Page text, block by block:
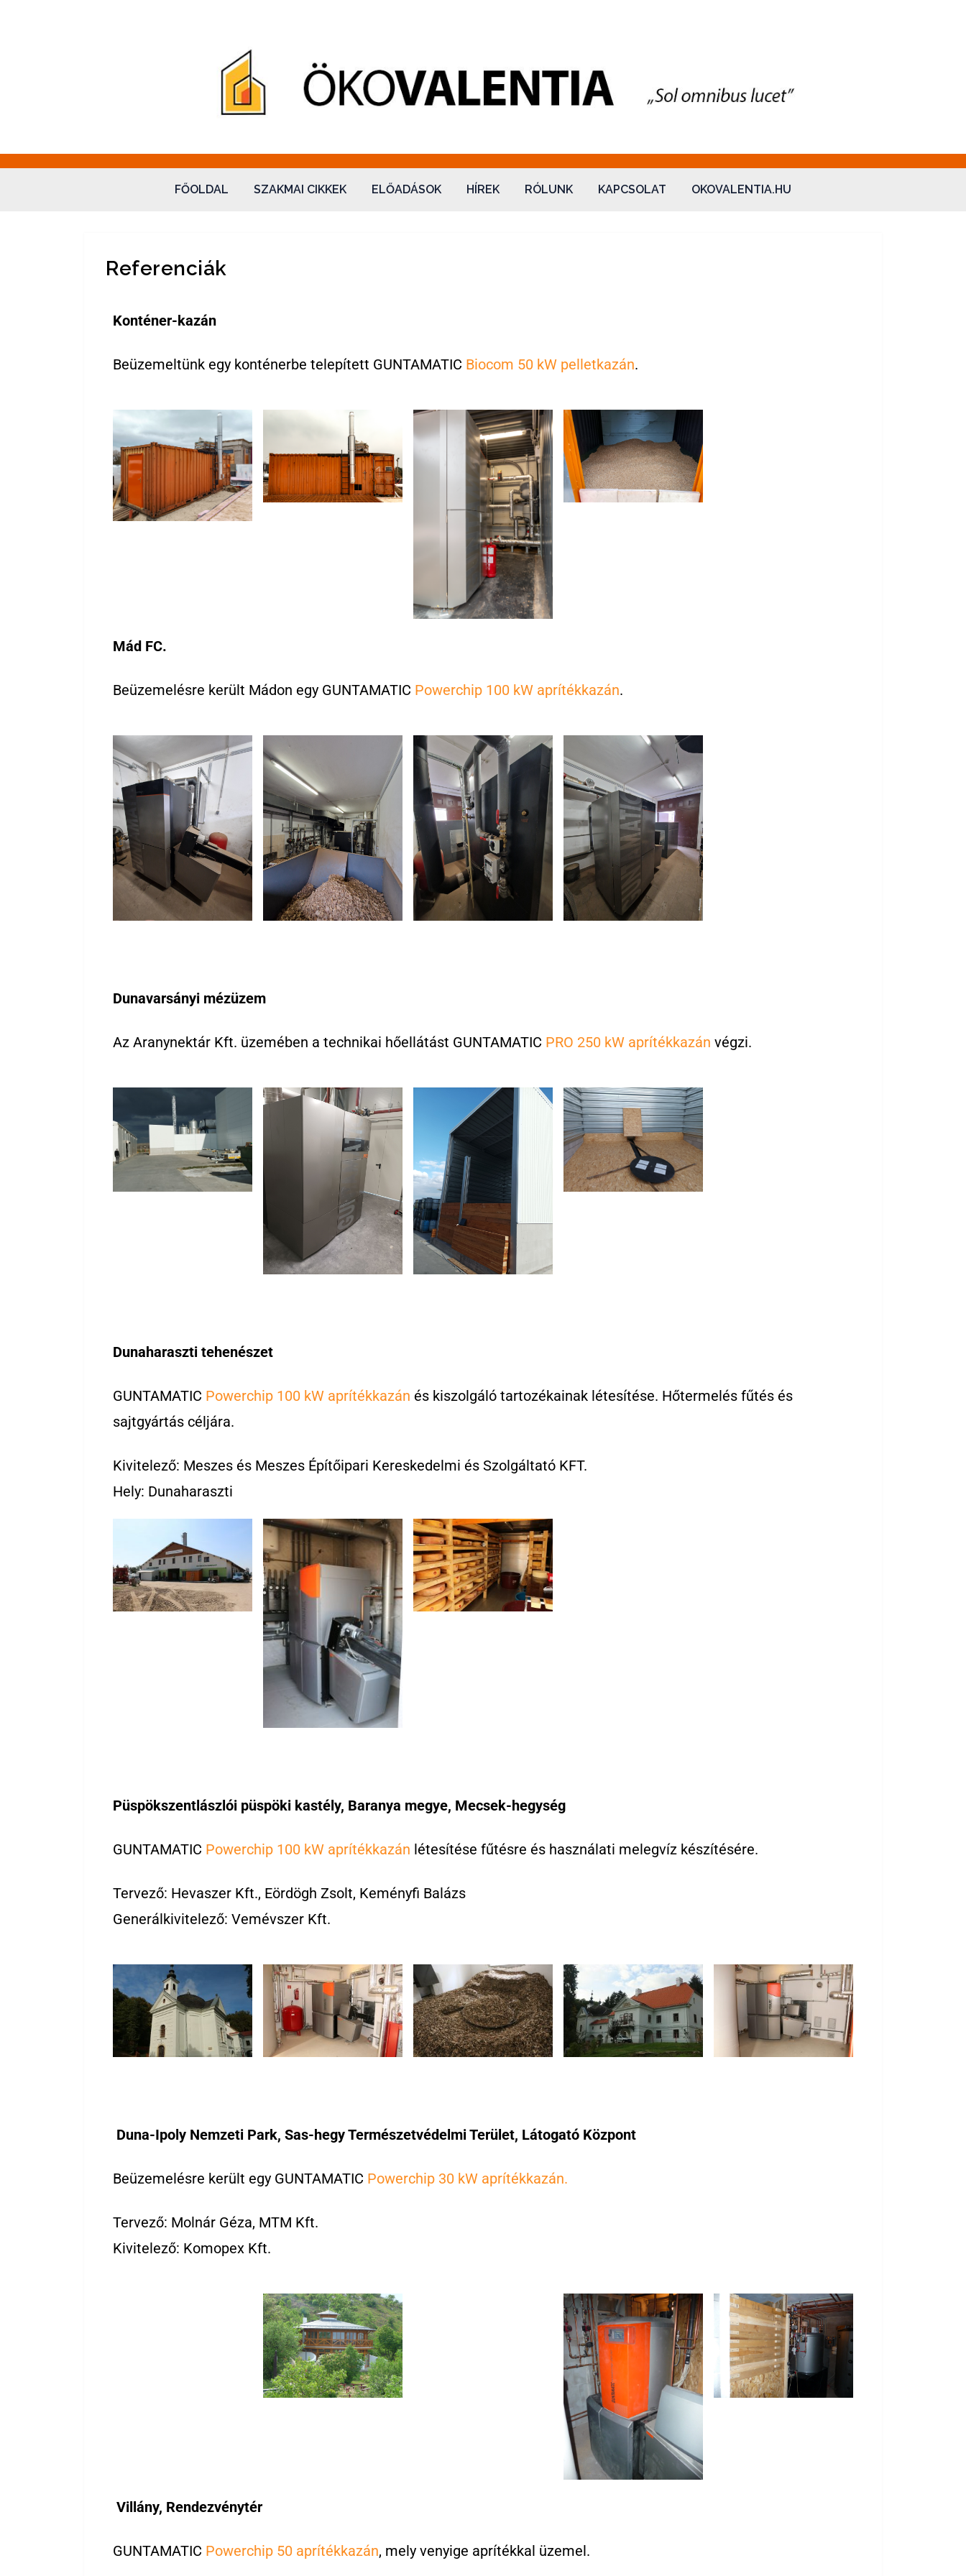
Fatüzelés – Ökovalentia Kft.
"Sol omnibus licet"
FŐOLDAL SZAKMAI CIKKEK ELŐADÁSOK HÍREK RÓLUNK KAPCSOLAT OKOVALENTIA.HU
Referenciák
Konténer-kazán
Beüzemeltünk egy konténerbe telepített GUNTAMATIC Biocom 50 kW pelletkazán.
Mád FC.
Beüzemelésre került Mádon egy GUNTAMATIC Powerchip 100 kW aprítékkazán.
Dunavarsányi mézüzem
Az Aranynektár Kft. üzemében a technikai hőellátást GUNTAMATIC PRO 250 kW aprítékkazán végzi.
Dunaharaszti tehenészet
GUNTAMATIC Powerchip 100 kW aprítékkazán és kiszolgáló tartozékainak létesítése. Hőtermelés fűtés és
sajtgyártás céljára.
Kivitelező: Meszes és Meszes Építőipari Kereskedelmi és Szolgáltató KFT.
Hely: Dunaharaszti
Püspökszentlászlói püspöki kastély, Baranya megye, Mecsek-hegység
GUNTAMATIC Powerchip 100 kW aprítékkazán létesítése fűtésre és használati melegvíz készítésére.
Tervező: Hevaszer Kft., Eördögh Zsolt, Keményfi Balázs
Generálkivitelező: Vemévszer Kft.
Duna-Ipoly Nemzeti Park, Sas-hegy Természetvédelmi Terület, Látogató Központ
Beüzemelésre került egy GUNTAMATIC Powerchip 30 kW aprítékkazán.
Tervező: Molnár Géza, MTM Kft.
Kivitelező: Komopex Kft.
Villány, Rendezvénytér
GUNTAMATIC Powerchip 50 aprítékkazán, mely venyige aprítékkal üzemel.